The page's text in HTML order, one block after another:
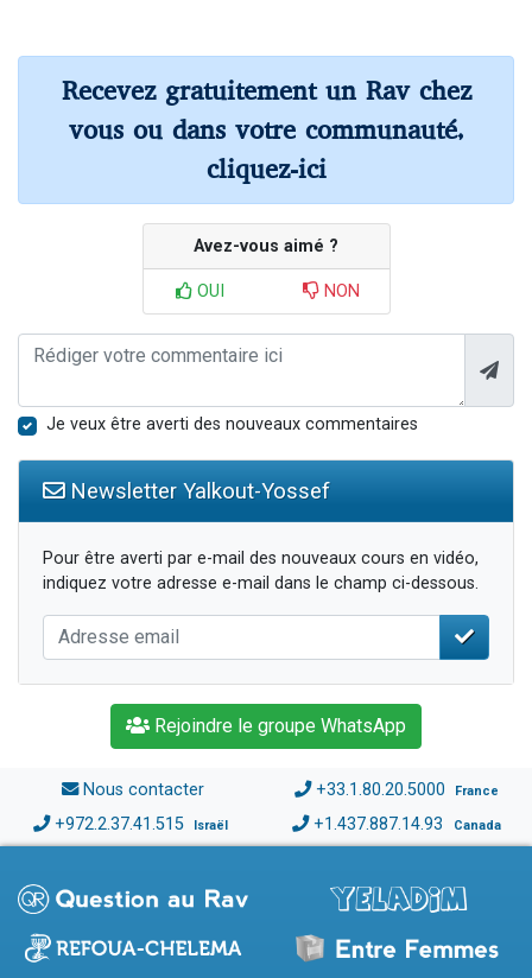
Recevez gratuitement un Rav chez
vous ou dans votre communauté,
cliquez-ici
Avez-vous aimé ?
OUI NON
Je veux être averti des nouveaux commentaires
Newsletter Yalkout-Yossef
Pour être averti par e-mail des nouveaux cours en vidéo,
indiquez votre adresse e-mail dans le champ ci-dessous.
Rejoindre le groupe WhatsApp
Nous contacter +33.1.80.20.5000 France
+972.2.37.41.515 Israël +1.437.887.14.93 Canada